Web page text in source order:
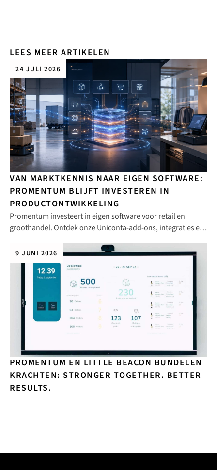
LEES MEER ARTIKELEN
24 JULI 2026
VAN MARKTKENNIS NAAR EIGEN SOFTWARE:
PROMENTUM BLIJFT INVESTEREN IN
PRODUCTONTWIKKELING
Promentum investeert in eigen software voor retail en
groothandel. Ontdek onze Uniconta-add-ons, integraties en
9 JUNI 2026
PROMENTUM EN LITTLE BEACON BUNDELEN
KRACHTEN: STRONGER TOGETHER. BETTER
RESULTS.